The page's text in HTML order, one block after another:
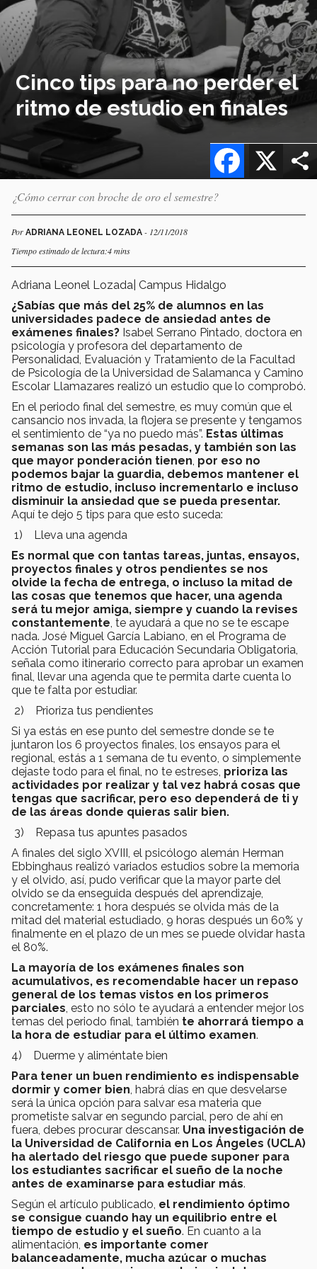
Cinco tips para no perder el
ritmo de estudio en finales
X
Facebook
¿Cómo cerrar con broche de oro el semestre?
Por ADRIANA LEONEL LOZADA - 12/11/2018
Tiempo estimado de lectura:4 mins
Adriana Leonel Lozada| Campus Hidalgo
¿Sabías que más del 25% de alumnos en las
universidades padece de ansiedad antes de
exámenes finales? Isabel Serrano Pintado, doctora en
psicología y profesora del departamento de
Personalidad, Evaluación y Tratamiento de la Facultad
de Psicología de la Universidad de Salamanca y Camino
Escolar Llamazares realizó un estudio que lo comprobó.
En el periodo final del semestre, es muy común que el
cansancio nos invada, la flojera se presente y tengamos
el sentimiento de “ya no puedo más”. Estas últimas
semanas son las más pesadas, y también son las
que mayor ponderación tienen por eso no
podemos bajar la guardia, debemos mantener el
ritmo de estudio, incluso incrementarlo e incluso
disminuir la ansiedad que se pueda presentar.
Aquí te dejo 5 tips para que esto suceda:
1) Lleva una agenda
Es normal que con tantas tareas, juntas, ensayos,
proyectos finales y otros pendientes se nos
olvide la fecha de entrega, o incluso la mitad de
las cosas que tenemos que hacer, una agenda
será tu mejor amiga, siempre y cuando la revises
constantemente , te ayudará a que no se te escape
nada. José Miguel García Labiano, en el Programa de
Acción Tutorial para Educación Secundaria Obligatoria,
señala como itinerario correcto para aprobar un examen
final, llevar una agenda que te permita darte cuenta lo
que te falta por estudiar.
2) Prioriza tus pendientes
Si ya estás en ese punto del semestre donde se te
juntaron los 6 proyectos finales, los ensayos para el
regional, estás a 1 semana de tu evento, o simplemente
dejaste todo para el final, no te estreses, prioriza las
actividades por realizar y tal vez habrá cosas que
tengas que sacrificar, pero eso dependerá de ti y
de las áreas donde quieras salir bien.
3) Repasa tus apuntes pasados
A finales del siglo XVIII, el psicólogo alemán Herman
Ebbinghaus realizó variados estudios sobre la memoria
y el olvido, así, pudo verificar que la mayor parte del
olvido se da enseguida después del aprendizaje,
concretamente: 1 hora después se olvida más de la
mitad del material estudiado, 9 horas después un 60% y
finalmente en el plazo de un mes se puede olvidar hasta
el 80%.
La mayoría de los exámenes finales son
acumulativos, es recomendable hacer un repaso
general de los temas vistos en los primeros
parciales , esto no sólo te ayudará a entender mejor los
temas del periodo final, también te ahorrará tiempo a
la hora de estudiar para el último examen.
4) Duerme y aliméntate bien
Para tener un buen rendimiento es indispensable
dormir y comer bien , habrá días en que desvelarse
será la única opción para salvar esa materia que
prometiste salvar en segundo parcial, pero de ahí en
fuera, debes procurar descansar. Una investigación de
la Universidad de California en Los Ángeles (UCLA)
ha alertado del riesgo que puede suponer para
los estudiantes sacrificar el sueño de la noche
antes de examinarse para estudiar más.
Según el artículo publicado, el rendimiento óptimo
se consigue cuando hay un equilibrio entre el
tiempo de estudio y el sueño. En cuanto a la
alimentación, es importante comer
balanceadamente, mucha azúcar o muchas